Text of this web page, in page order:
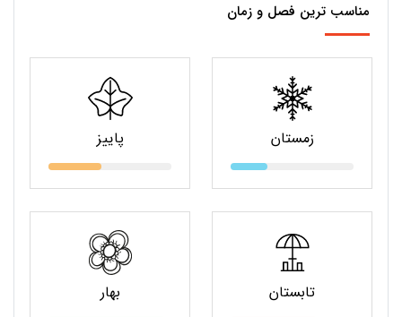
مناسب ترین فصل و زمان
زمستان پاییز
تابستان بهار